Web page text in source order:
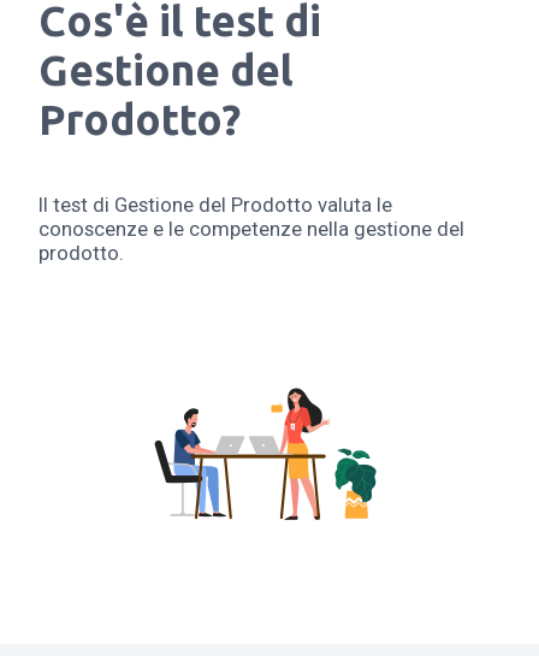
Cos'è il test di
Gestione del
Prodotto?
Il test di Gestione del Prodotto valuta le
conoscenze e le competenze nella gestione del
prodotto.